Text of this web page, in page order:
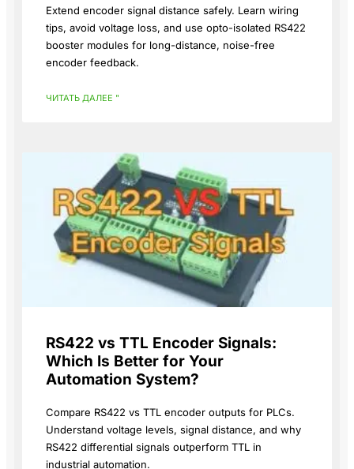
Extend encoder signal distance safely. Learn wiring
tips, avoid voltage loss, and use opto-isolated RS422
booster modules for long-distance, noise-free
encoder feedback.
ЧИТАТЬ ДАЛЕЕ "
RS422 vs TTL Encoder Signals:
Which Is Better for Your
Automation System?
Compare RS422 vs TTL encoder outputs for PLCs.
Understand voltage levels, signal distance, and why
RS422 differential signals outperform TTL in
industrial automation.